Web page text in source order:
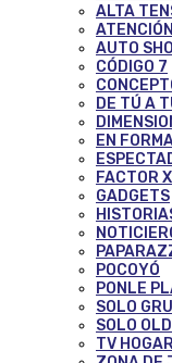
ALTA
AUTO
CÓDIGO 7
DE TÚ A
EN
FACTOR X
GADGETS
POCOYÓ
PONLE
SOLO
SOLO
TV HOGAR